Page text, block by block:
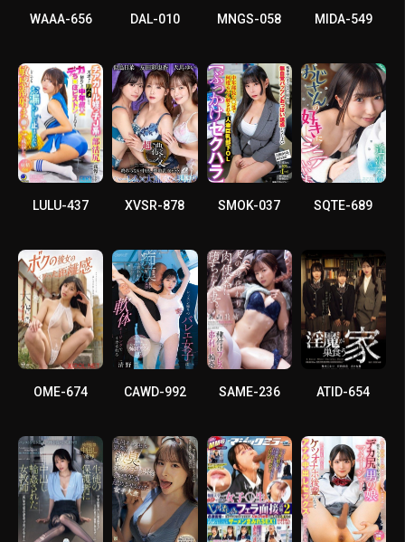
WAAA-656 DAL-010 MNGS-058 MIDA-549
LULU-437 XVSR-878 SMOK-037 SQTE-689
OME-674 CAWD-992 SAME-236 ATID-654